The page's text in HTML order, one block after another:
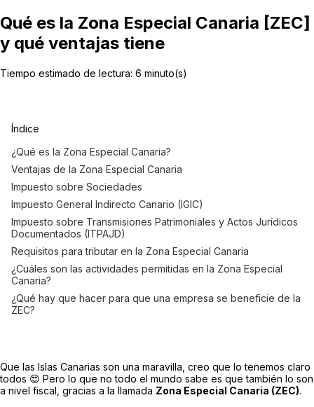
Qué es la Zona Especial Canaria [ZEC]
y qué ventajas tiene
Tiempo estimado de lectura: 6 minuto(s)
Índice
¿Qué es la Zona Especial Canaria?
Ventajas de la Zona Especial Canaria
Impuesto sobre Sociedades
Impuesto General Indirecto Canario (IGIC)
Impuesto sobre Transmisiones Patrimoniales y Actos Jurídicos
Documentados (ITPAJD)
Requisitos para tributar en la Zona Especial Canaria
¿Cuáles son las actividades permitidas en la Zona Especial
Canaria?
¿Qué hay que hacer para que una empresa se beneficie de la
ZEC?
Que las Islas Canarias son una maravilla, creo que lo tenemos claro
todos 😍 Pero lo que no todo el mundo sabe es que también lo son
a nivel fiscal, gracias a la llamada Zona Especial Canaria (ZEC).